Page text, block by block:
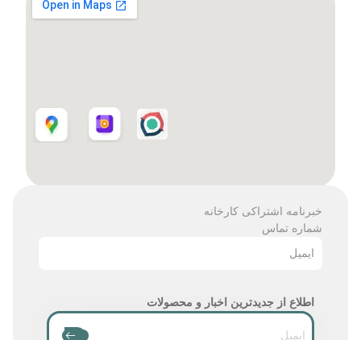
خبرنامه اشتراکی کارخانه
شماره تماس
ایمیل
اطلاع از جدیدترین اخبار و محصولات